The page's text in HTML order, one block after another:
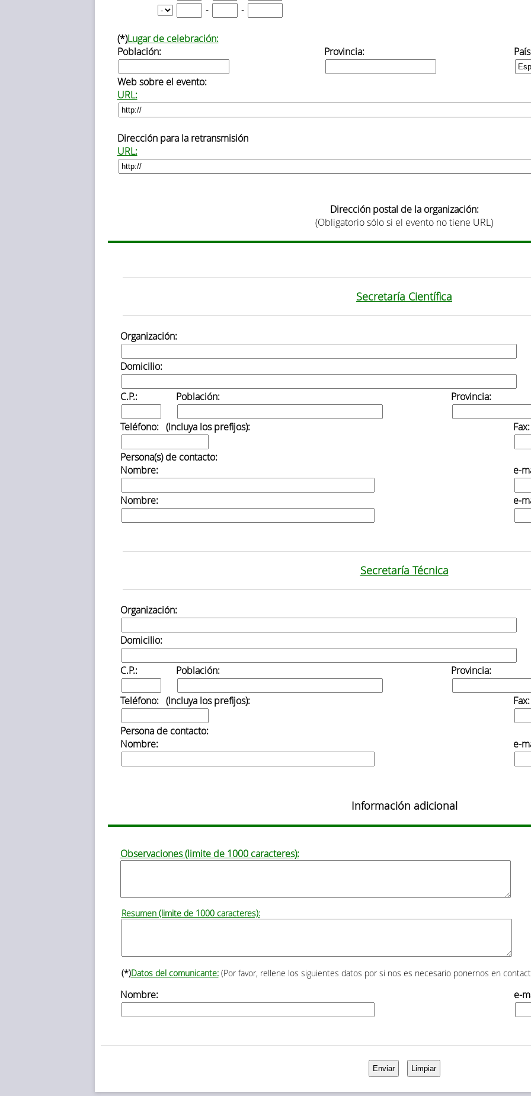
-
-
(*)Lugar de celebración:
Población:
Provincia:
Web sobre el evento:
URL:
Dirección para la retransmisión
URL:
Dirección postal de la organización:
(Obligatorio sólo si el evento no tiene URL)
Secretaría Científica
Organización:
Domicilio:
C.P.: Población: Provincia:
Teléfono: (Incluya los prefijos): Fax:
Persona(s) de contacto:
Nombre:
e-
Nombre: e-
Secretaría Técnica
Organización:
Domicilio:
C.P.: Población: Provincia:
Teléfono: (Incluya los prefijos): Fax:
Persona de contacto:
Nombre:
e-
Información adicional
Observaciones (limite de 1000 caracteres):
Resumen (limite de 1000 caracteres):
(*)Datos del comunicante:(Por favor, rellene los siguientes datos por si nos es necesario ponernos en
Nombre: e-